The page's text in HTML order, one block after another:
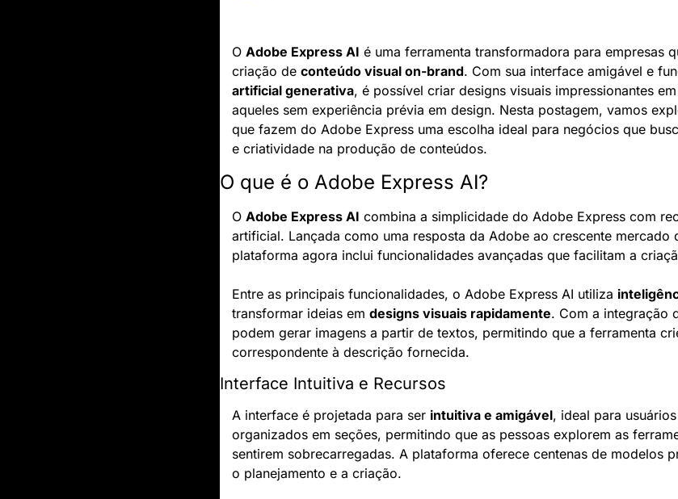
O Adobe Express AI é uma ferramenta transformadora para empresas
criação de conteúdo visual on-brand. Com sua interface amigável e
artificial generativa, é possível criar designs visuais impressionantes
aqueles sem experiência prévia em design. Nesta postagem, vamos
que fazem do Adobe Express uma escolha ideal para negócios que
e criatividade na produção de conteúdos.
O que é o Adobe Express AI?
O Adobe Express AI combina a simplicidade do Adobe Express com
artificial. Lançada como uma resposta da Adobe ao crescente mercado
plataforma agora inclui funcionalidades avançadas que facilitam a
Entre as principais funcionalidades, o Adobe Express AI utiliza
transformar ideias em designs visuais rapidamente. Com a integração
podem gerar imagens a partir de textos, permitindo que a ferramenta
correspondente à descrição fornecida.
Interface Intuitiva e Recursos
A interface é projetada para ser intuitiva e amigável, ideal para
organizados em seções, permitindo que as pessoas explorem as
sentirem sobrecarregadas. A plataforma oferece centenas de modelos
o planejamento e a criação.